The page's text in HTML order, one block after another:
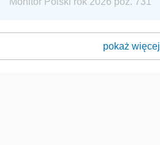
pokaż więcej